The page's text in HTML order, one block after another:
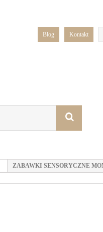
Blog Kontakt
ZABAWKI SENSORYCZNE